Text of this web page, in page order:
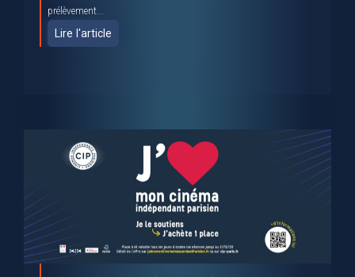
prélèvement...
Lire l'article